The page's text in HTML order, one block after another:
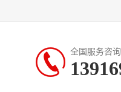
全国服务咨